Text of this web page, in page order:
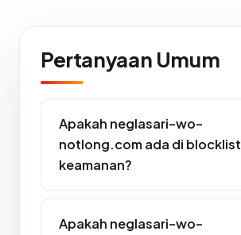
Pertanyaan Umum
Apakah neglasari-wo-
notlong.com ada di blocklist
keamanan?
Apakah neglasari-wo-